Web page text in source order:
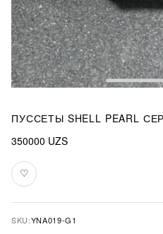
ПУССЕТЫ SHELL PEARL
350000 UZS
♡Add
to
SKU:YNA019-G1